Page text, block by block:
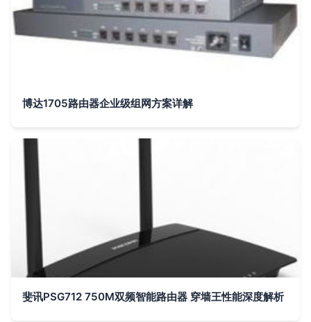
博达1705路由器企业级组网方案详解
斐讯PSG712 750M双频智能路由器 穿墙王性能深度解析